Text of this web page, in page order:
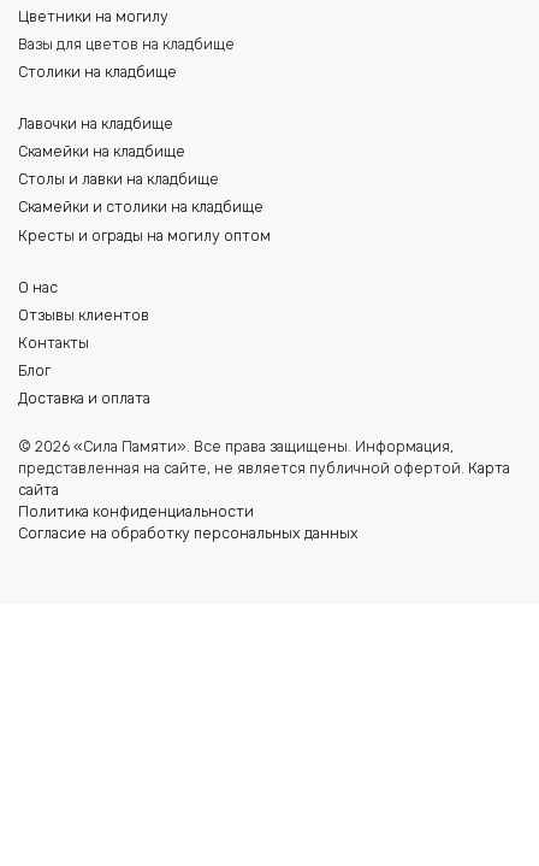
Цветники на могилу
Вазы для цветов на кладбище
Столики на кладбище
Лавочки на кладбище
Скамейки на кладбище
Столы и лавки на кладбище
Скамейки и столики на кладбище
Кресты и ограды на могилу оптом
О нас
Отзывы клиентов
Контакты
Блог
Доставка и оплата
© 2026 «Сила Памяти». Все права защищены. Информация,
представленная на сайте, не является публичной офертой. Карта
сайта
Политика конфиденциальности
Согласие на обработку персональных данных